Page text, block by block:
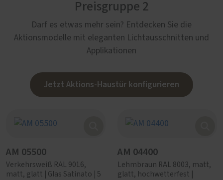
Preisgruppe 2
Darf es etwas mehr sein? Entdecken Sie die
Aktionsmodelle mit eleganten Lichtausschnitten und
Applikationen
Jetzt Aktions-Haustür konfigurieren
AM 05500
Verkehrsweiß RAL 9016,
matt, glatt | Glas Satinato | 5
AM 04400
Lehmbraun RAL 8003, matt,
glatt, hochwetterfest |